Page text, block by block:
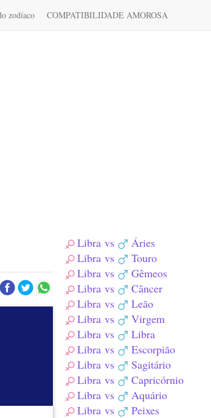
zodíaco COMPATIBILIDADE AMOROSA
Libra vs
Áries
Libra vs
Touro
Libra vs
Gêmeos
Libra vs
Câncer
Libra vs
Leão
Libra vs
Virgem
Libra vs
Libra
Libra vs
Escorpião
Libra vs
Sagitário
Libra vs
Capricórnio
Libra vs
Aquário
Libra vs Peixes